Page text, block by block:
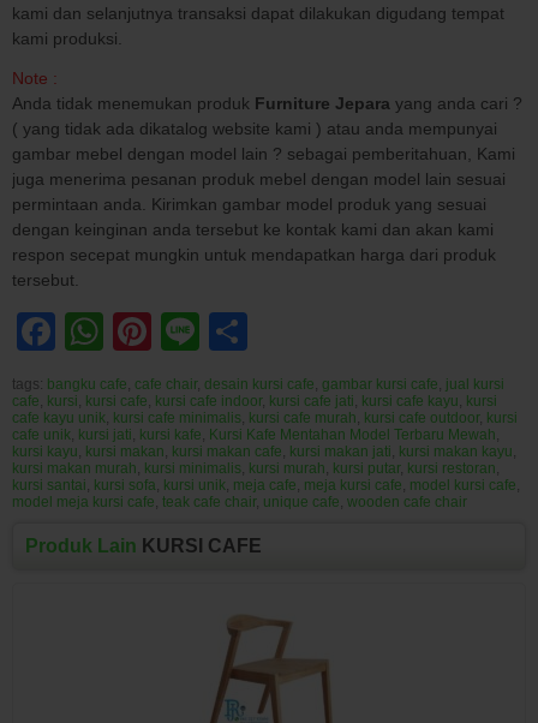
kami dan selanjutnya transaksi dapat dilakukan digudang tempat
kami produksi.
Note :
Anda tidak menemukan produk Furniture Jepara yang anda cari ?
( yang tidak ada dikatalog website kami ) atau anda mempunyai
gambar mebel dengan model lain ? sebagai pemberitahuan, Kami
juga menerima pesanan produk mebel dengan model lain sesuai
permintaan anda. Kirimkan gambar model produk yang sesuai
dengan keinginan anda tersebut ke kontak kami dan akan kami
respon secepat mungkin untuk mendapatkan harga dari produk
tersebut.
Facebook
WhatsApp
Pinterest
Line
tags: bangku cafe, cafe chair, desain kursi cafe, gambar kursi cafe, jual kursi
cafe, kursi, kursi cafe, kursi cafe indoor, kursi cafe jati, kursi cafe kayu, kursi
cafe kayu unik, kursi cafe minimalis, kursi cafe murah, kursi cafe outdoor, kursi
cafe unik, kursi jati, kursi kafe, Kursi Kafe Mentahan Model Terbaru Mewah,
kursi kayu, kursi makan, kursi makan cafe, kursi makan jati, kursi makan kayu,
kursi makan murah, kursi minimalis, kursi murah, kursi putar, kursi restoran,
kursi santai, kursi sofa, kursi unik, meja cafe, meja kursi cafe, model kursi cafe,
model meja kursi cafe, teak cafe chair, unique cafe, wooden cafe chair
Produk Lain KURSI CAFE